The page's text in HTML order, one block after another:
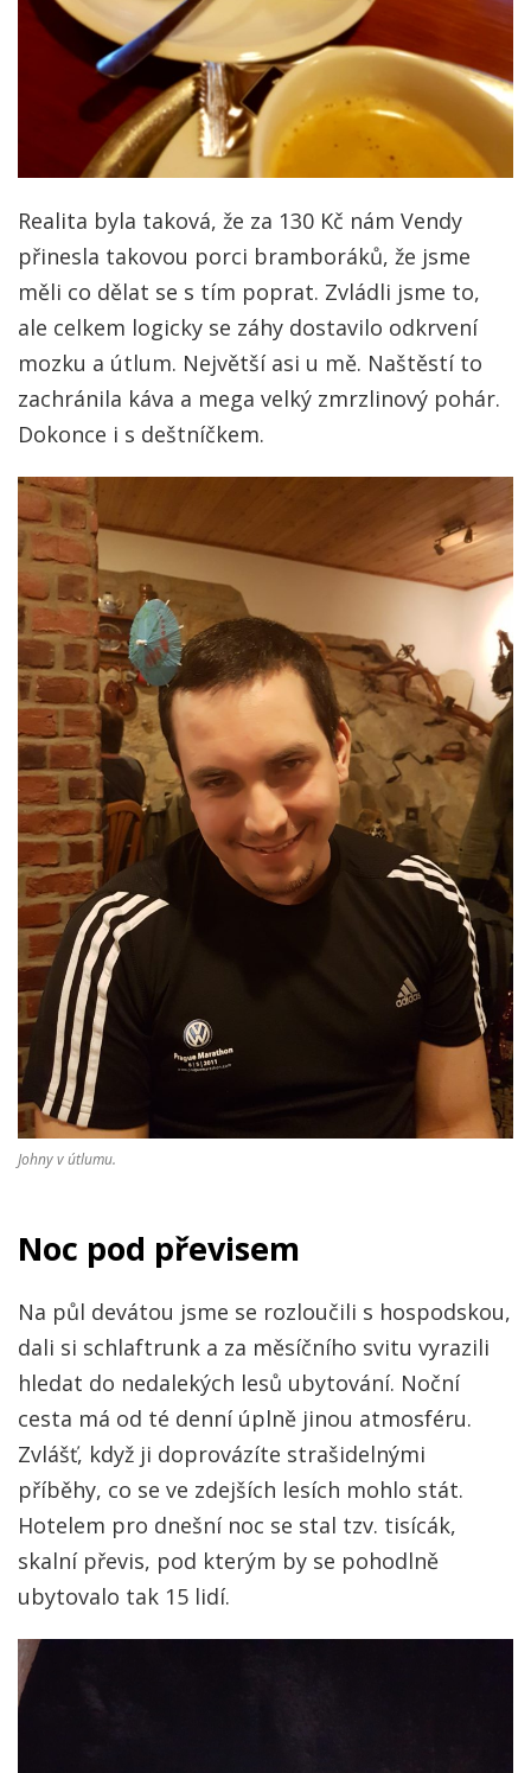
Realita byla taková, že za 130 Kč nám Vendy
přinesla takovou porci bramboráků, že jsme
měli co dělat se s tím poprat. Zvládli jsme to,
ale celkem logicky se záhy dostavilo odkrvení
mozku a útlum. Největší asi u mě. Naštěstí to
zachránila káva a mega velký zmrzlinový pohár.
Dokonce i s deštníčkem.
Johny v útlumu.
Noc pod převisem
Na půl devátou jsme se rozloučili s hospodskou,
dali si schlaftrunk a za měsíčního svitu vyrazili
hledat do nedalekých lesů ubytování. Noční
cesta má od té denní úplně jinou atmosféru.
Zvlášť, když ji doprovázíte strašidelnými
příběhy, co se ve zdejších lesích mohlo stát.
Hotelem pro dnešní noc se stal tzv. tisícák,
skalní převis, pod kterým by se pohodlně
ubytovalo tak 15 lidí.